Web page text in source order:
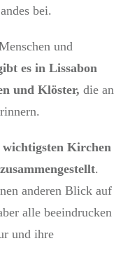
bei.
und
ibt es in Lissabon
und Klöster, die an
wichtigsten Kirchen
.
anderen Blick auf
alle beeindrucken
und ihre